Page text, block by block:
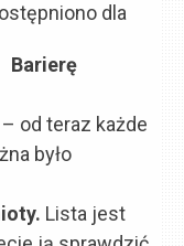
dla
Barierę
– od teraz każde
było
Lista jest